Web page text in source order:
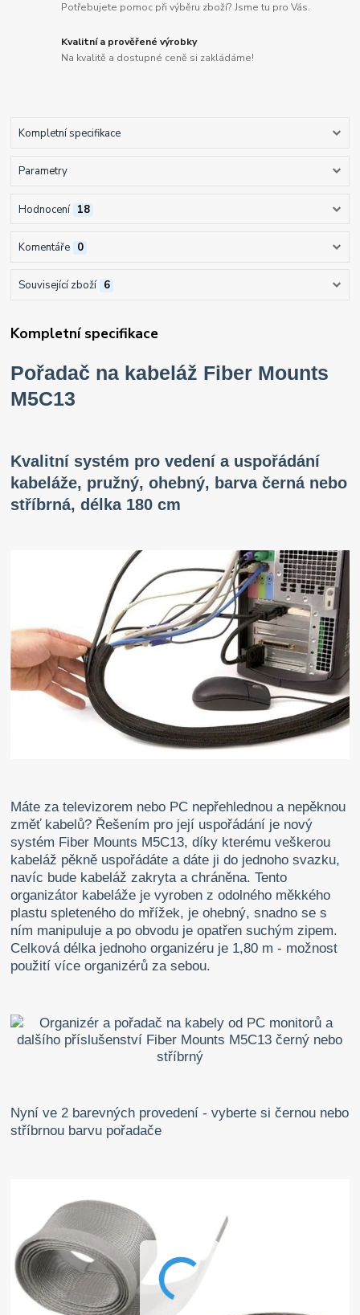
Potřebujete pomoc při výběru zboží? Jsme tu pro Vás.
Kvalitní a prověřené výrobky
Na kvalitě a dostupné ceně si zakládáme!
Kompletní specifikace
Parametry
Hodnocení 18
Komentáře 0
Související zboží 6
Kompletní specifikace
Pořadač na kabeláž Fiber Mounts
M5C13
Kvalitní systém pro vedení a uspořádání
kabeláže, pružný, ohebný, barva černá nebo
stříbrná, délka 180 cm
Máte za televizorem nebo PC nepřehlednou a nepěknou
změť kabelů? Řešením pro její uspořádání je nový
systém Fiber Mounts M5C13, díky kterému veškerou
kabeláž pěkně uspořádáte a dáte ji do jednoho svazku,
navíc bude kabeláž zakryta a chráněna. Tento
organizátor kabeláže je vyroben z odolného měkkého
plastu spleteného do mřížek, je ohebný, snadno se s
ním manipuluje a po obvodu je opatřen suchým zipem.
Celková délka jednoho organizéru je 1,80 m - možnost
použití více organizérů za sebou.
Nyní ve 2 barevných provedení - vyberte si černou nebo
stříbrnou barvu pořadače